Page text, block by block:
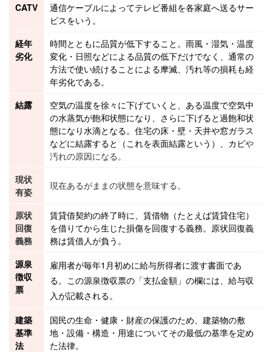
CATV
通信ケーブルによってテレビ番組を各家庭へ送るサー
ビスをいう。
経年
劣化
時間とともに品質が低下すること。雨風・湿気・温度
変化・日照などによる品質の低下だけでなく、通常の
方法で使い続けることによる摩滅、汚れ等の損耗も経
年劣化である。
結露
空気の温度を徐々に下げていくと、ある温度で空気中
の水蒸気が飽和状態になり、さらに下げると過飽和状
態になり水滴となる。住宅の床・壁・天井や窓ガラス
などに結露すると（これを表面結露という）、カビや
汚れの原因になる。
現状
有姿
現在あるがままの状態を意味する。
原状
回復
義務
賃貸借契約の終了時に、賃借物（たとえば賃貸住宅）
を借りてから生じた損傷を回復する義務。原状回復義
務は賃借人が負う。
源泉
徴収
票
雇用者が毎年1月初めに給与所得者に渡す書面であ
る。この源泉徴収票の「支払金額」の欄には、 給与収
入が記載される。
建築
基準
法
国民の生命・健康・財産の保護のため、 建築物の敷
地 ・設備・構造・用途についてその最低の基準を定め
た法律。